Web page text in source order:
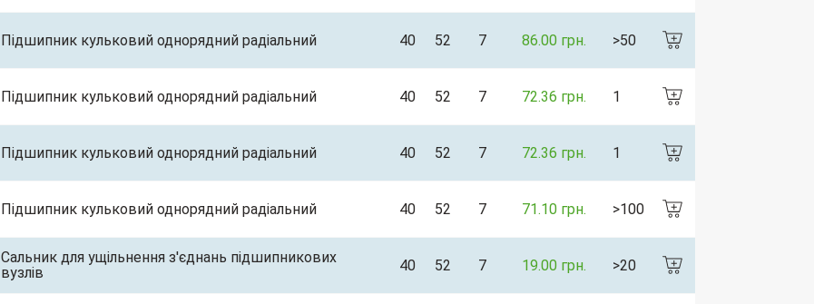
Підшипник кульковий однорядний радіальний 40 52 7 86.00 грн. >50
Підшипник кульковий однорядний радіальний 40 52 7 72.36 грн. 1
Підшипник кульковий однорядний радіальний 40 52 7 72.36 грн. 1
Підшипник кульковий однорядний радіальний 40 52 7 71.10 грн. >100
Сальник для ущільнення з'єднань підшипникових
вузлів
40 52 7 19.00 грн. >20